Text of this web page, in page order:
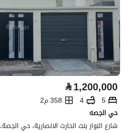
⃁1,200,000
5
4
358 م2
حي الجصه
شارع النوار بنت الحارث الانصارية، حي